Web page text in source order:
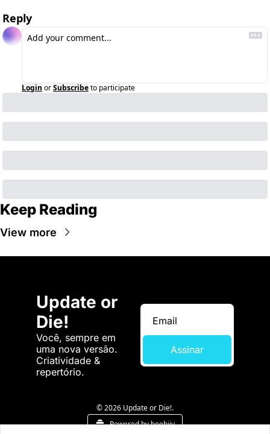
Reply
Login orSubscribeto participate
Keep Reading
View more
Update or
Die!
Você, sempre em
uma nova versão.
Criatividade &
repertório.
Assinar
© 2026 Update or Die!.
Powered by beehiiv